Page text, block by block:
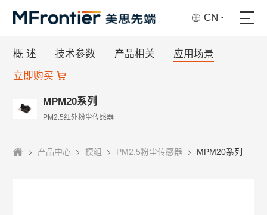
CN
MPM20系列
PM2.5红外粉尘传感器
概 述 技术参数 产品相关
应用场景
立即购买
产品中心 模组 PM2.5粉尘传感器 MPM20系列